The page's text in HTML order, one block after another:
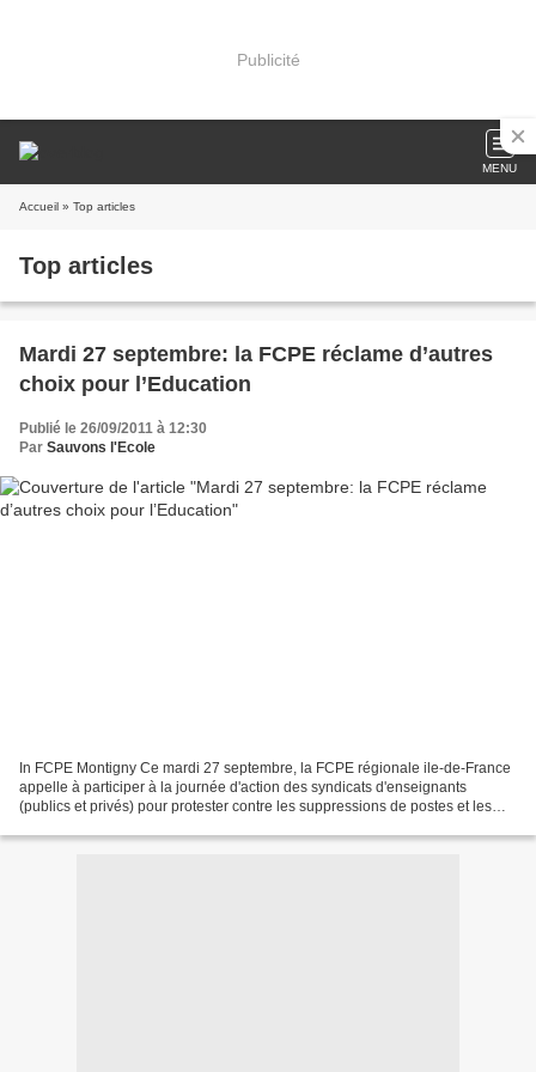
Publicité
MENU
Accueil » Top articles
Top articles
Mardi 27 septembre: la FCPE réclame d’autres
choix pour l’Education
Publié le 26/09/2011 à 12:30
Par Sauvons l'Ecole
In FCPE Montigny Ce mardi 27 septembre, la FCPE régionale ile-de-France
appelle à participer à la journée d'action des syndicats d'enseignants
(publics et privés) pour protester contre les suppressions de postes et les